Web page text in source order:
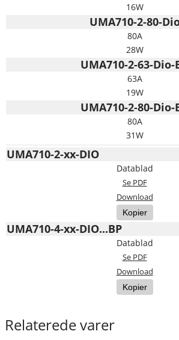
16W
UMA710-2-80-
80A
28W
UMA710-2-63-Dio-
63A
19W
UMA710-2-80-Dio-
80A
31W
UMA710-2-xx-DIO
Datablad
Se PDF
Download
Kopier
UMA710-4-xx-DIO...BP
Datablad
Se PDF
Download
Kopier
Relaterede varer